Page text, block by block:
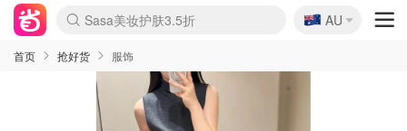
lululemon折扣上新
Sasa美妆护肤3.5折
SSENSE年中3折
FreshBeauty好价汇总
Cettire降价+叠9折
Farfetch折上8折
WWS Coles超市实拍
viagogo二手票捡漏
Myer清仓1折起
The Outnet奢牌1折起
David Jones 3折起
Flannels大牌1折
Perfumes Club护肤1折
AMIRO返校季6.2折
Oweek抽奖送Airpods
Amazon折扣汇总
eToro入金$200送$50
Amazon数码好物
ICONIC本周7.5折
ThedoubleF高奢地板价
Moose Knuckles 6折
丝芙兰5折起
EUFY官网3.7折起
Selenichast首饰2折
Trip机票酒店促销
YSL送5件彩妆礼
Amazon家居好物
BIGBANG巡演开票
David Jones时尚3折
Amazon美妆护肤
雅漾大喷$8
过敏原检测盒$33
伊索独家赠50ml沐浴露
科颜氏清仓3折
SEALIFE海洋馆门票6折
丝塔芙大白罐$16
订阅Newsletter送香薰
Cult Beauty 6.8折
Harrods圣诞日历2.3折
LN-CC奢牌私促3折
d'Alba空姐喷雾$16
EVE LOM套装逆天2折
Bernardelli独家4折
Adore Beauty 6折起
CT圣诞日历
Mytheresa奢品2.7折
Luxury Escapes 9折
Currentbody美容仪9折
卡诗9折+赠4件礼
MOON Garden Live
ALLSAINTS美衣3折
Roborock扫地机3.7折
Tingo Life水杯$24
Valentino官网5折
CR洗发护发6.3折
🇦🇺
AU
首页 抢好货 服饰